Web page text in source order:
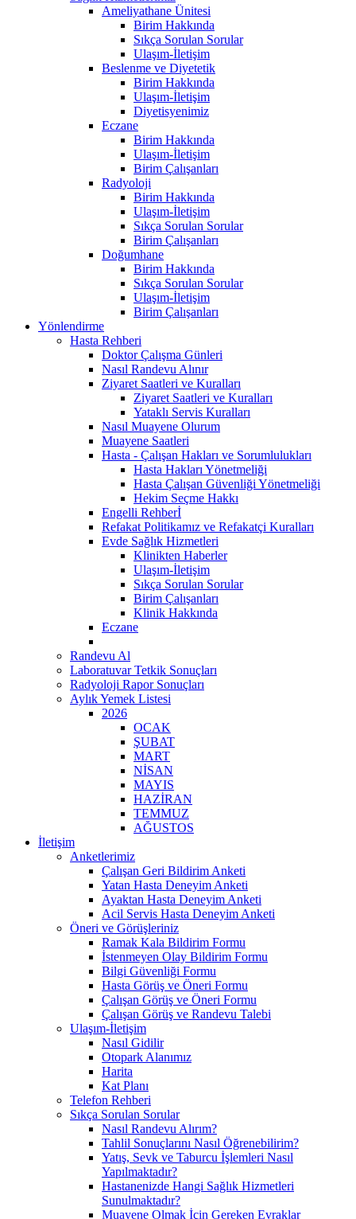
Ameliyathane Ünitesi
Birim Hakkında
Sıkça Sorulan Sorular
Ulaşım-İletişim
Beslenme ve Diyetetik
Birim Hakkında
Ulaşım-İletişim
Diyetisyenimiz
Eczane
Birim Hakkında
Ulaşım-İletişim
Birim Çalışanları
Radyoloji
Birim Hakkında
Ulaşım-İletişim
Sıkça Sorulan Sorular
Birim Çalışanları
Doğumhane
Birim Hakkında
Sıkça Sorulan Sorular
Ulaşım-İletişim
Birim Çalışanları
Yönlendirme
Hasta Rehberi
Doktor Çalışma Günleri
Nasıl Randevu Alınır
Ziyaret Saatleri ve Kuralları
Ziyaret Saatleri ve Kuralları
Yataklı Servis Kuralları
Nasıl Muayene Olurum
Muayene Saatleri
Hasta - Çalışan Hakları ve Sorumlulukları
Hasta Hakları Yönetmeliği
Hasta Çalışan Güvenliği Yönetmeliği
Hekim Seçme Hakkı
Engelli Rehberİ
Refakat Politikamız ve Refakatçi Kuralları
Evde Sağlık Hizmetleri
Klinikten Haberler
Ulaşım-İletişim
Sıkça Sorulan Sorular
Birim Çalışanları
Klinik Hakkında
Eczane
Randevu Al
Laboratuvar Tetkik Sonuçları
Radyoloji Rapor Sonuçları
Aylık Yemek Listesi
2026
OCAK
ŞUBAT
MART
NİSAN
MAYIS
HAZİRAN
TEMMUZ
AĞUSTOS
İletişim
Anketlerimiz
Çalışan Geri Bildirim Anketi
Yatan Hasta Deneyim Anketi
Ayaktan Hasta Deneyim Anketi
Acil Servis Hasta Deneyim Anketi
Öneri ve Görüşleriniz
Ramak Kala Bildirim Formu
İstenmeyen Olay Bildirim Formu
Bilgi Güvenliği Formu
Hasta Görüş ve Öneri Formu
Çalışan Görüş ve Öneri Formu
Çalışan Görüş ve Randevu Talebi
Ulaşım-İletişim
Nasıl Gidilir
Otopark Alanımız
Harita
Kat Planı
Telefon Rehberi
Sıkça Sorulan Sorular
Nasıl Randevu Alırım?
Tahlil Sonuçlarını Nasıl Öğrenebilirim?
Yatış, Sevk ve Taburcu İşlemleri Nasıl
Yapılmaktadır?
Hastanenizde Hangi Sağlık Hizmetleri
Sunulmaktadır?
Muayene Olmak İçin Gereken Evraklar